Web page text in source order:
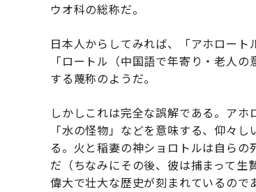
ウオ科の総称だ。
日本人からしてみれば、「アホロー
「ロートル（中国語で年寄り・老人
する蔑称のようだ。
しかしこれは完全な誤解である。ア
「水の怪物」などを意味する、仰々
る。火と稲妻の神ショロトルは自ら
だ（ちなみにその後、彼は捕まって
偉大で壮大な歴史が刻まれているので